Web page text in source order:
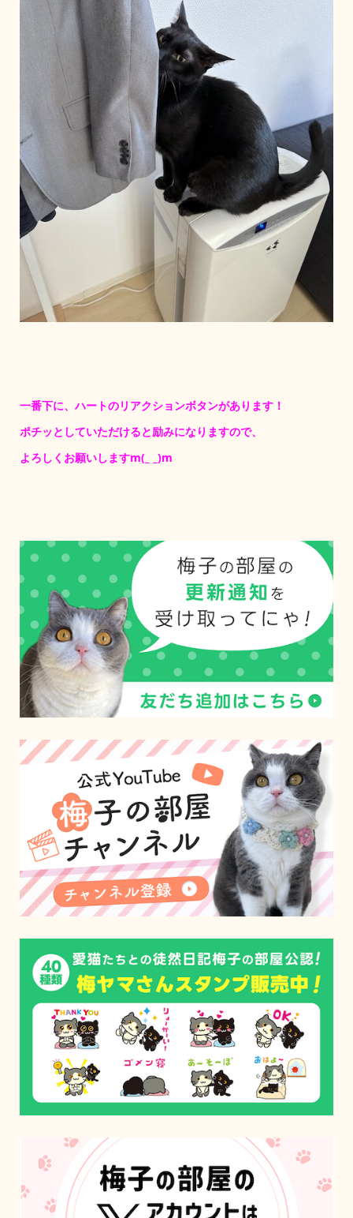
一番下に、ハートのリアクションボタンがあります！
ポチッとしていただけると励みになりますので、
よろしくお願いしますm(_ _)m